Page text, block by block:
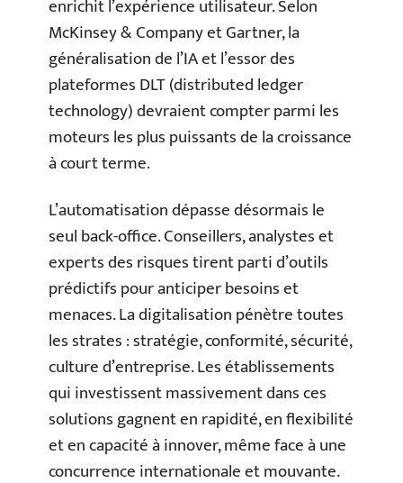
enrichit l’expérience utilisateur. Selon
McKinsey & Company et Gartner, la
généralisation de l’IA et l’essor des
plateformes DLT (distributed ledger
technology) devraient compter parmi les
moteurs les plus puissants de la croissance
à court terme.
L’automatisation dépasse désormais le
seul back-office. Conseillers, analystes et
experts des risques tirent parti d’outils
prédictifs pour anticiper besoins et
menaces. La digitalisation pénètre toutes
les strates : stratégie, conformité, sécurité,
culture d’entreprise. Les établissements
qui investissent massivement dans ces
solutions gagnent en rapidité, en flexibilité
et en capacité à innover, même face à une
concurrence internationale et mouvante.